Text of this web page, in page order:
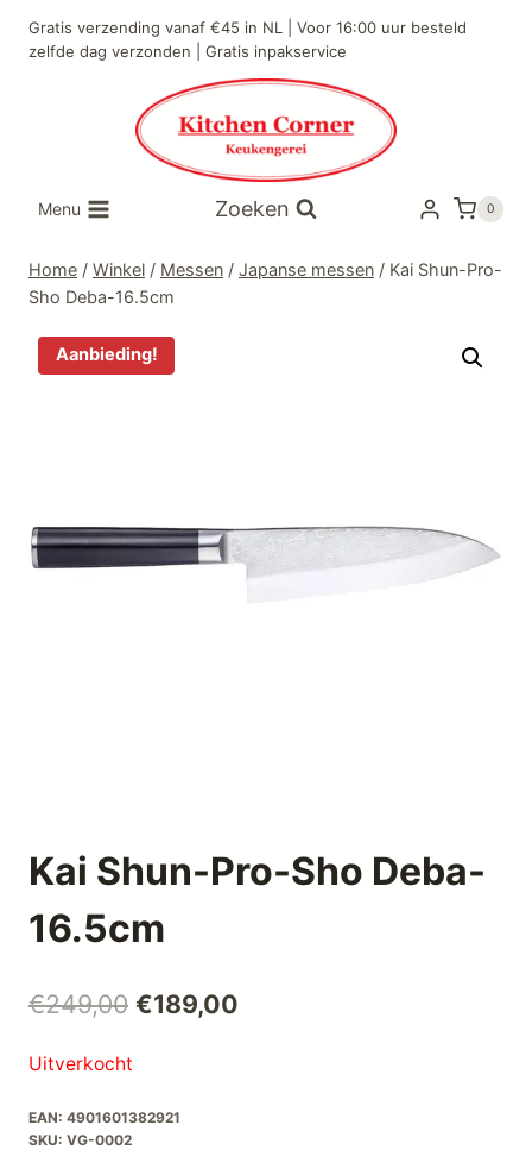
naar
Gratis verzending vanaf €45 in NL | Voor 16:00 uur besteld
zelfde dag verzonden | Gratis inpakservice
Menu Zoeken 0
Home / Winkel / Messen / Japanse messen / Kai Shun-Pro-
Sho Deba-16.5cm
Aanbieding!
Kai Shun-Pro-Sho Deba-
16.5cm
€249,00 Oorspronkelijke
€249,00.
€189,00
Uitverkocht
EAN: 4901601382921
SKU: VG-0002